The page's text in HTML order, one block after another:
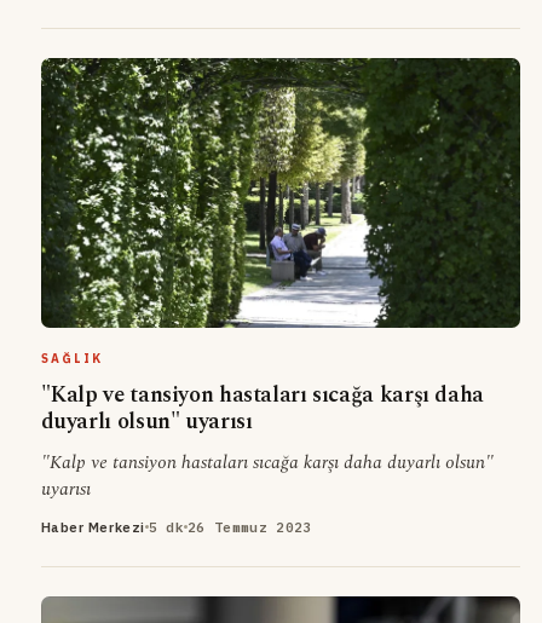
SAĞLIK
"Kalp ve tansiyon hastaları sıcağa karşı daha
duyarlı olsun" uyarısı
"Kalp ve tansiyon hastaları sıcağa karşı daha duyarlı olsun"
uyarısı
Haber Merkezi 5 dk 26 Temmuz 2023